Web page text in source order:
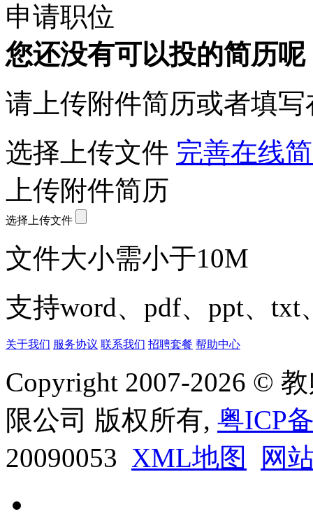
申请职位
您还没有可以投的简历呢
请上传附件简历或者填
选择上传文件 完善在线
上传附件简历
选择上传文件
文件大小需小于10M
支持word、pdf、ppt、txt
关于我们 服务协议 联系我们 招聘套餐 帮助中心
Copyright 2007-2026 ©
限公司 版权所有, 粤ICP
20090053 XML地图 网